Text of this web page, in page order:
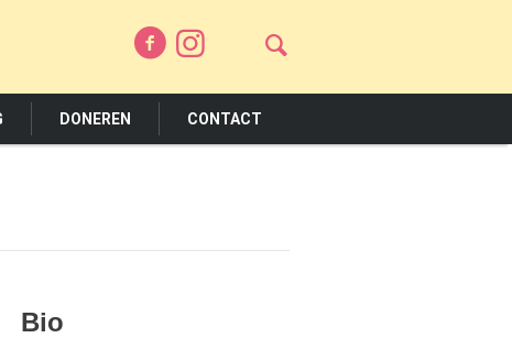
DONEREN CONTACT
Bio